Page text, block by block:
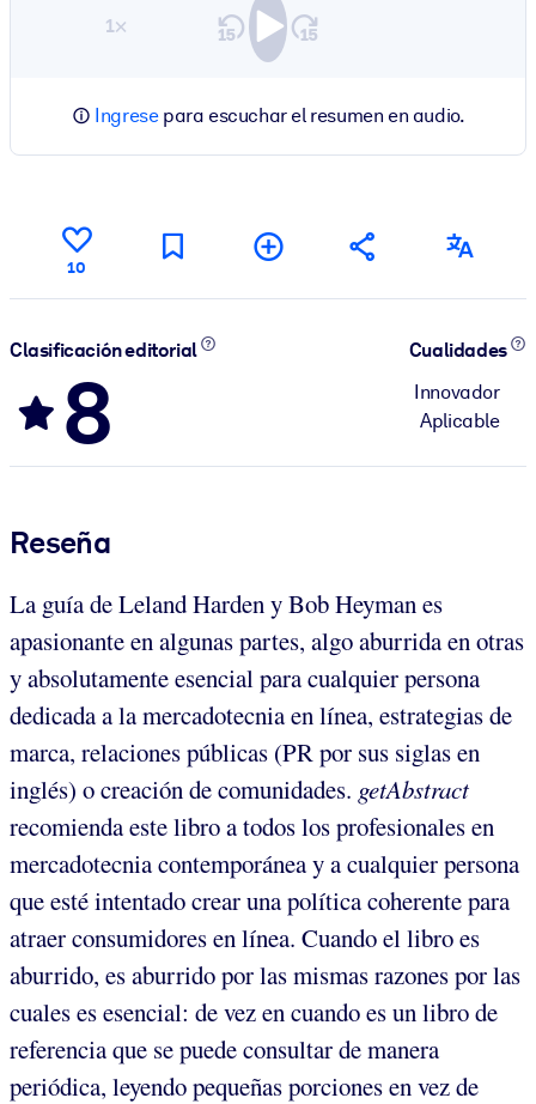
1×
Ingresepara escuchar el resumen en audio.
10
Clasificación editorial
8
Cualidades
Innovador
Aplicable
Reseña
La guía de Leland Harden y Bob Heyman es
apasionante en algunas partes, algo aburrida en otras
y absolutamente esencial para cualquier persona
dedicada a la mercadotecnia en línea, estrategias de
marca, relaciones públicas (PR por sus siglas en
inglés) o creación de comunidades. getAbstract
recomienda este libro a todos los profesionales en
mercadotecnia contemporánea y a cualquier persona
que esté intentado crear una política coherente para
atraer consumidores en línea. Cuando el libro es
aburrido, es aburrido por las mismas razones por las
cuales es esencial: de vez en cuando es un libro de
referencia que se puede consultar de manera
periódica, leyendo pequeñas porciones en vez de